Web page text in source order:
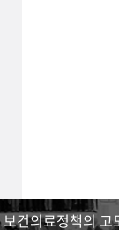
보건의료정책의 고